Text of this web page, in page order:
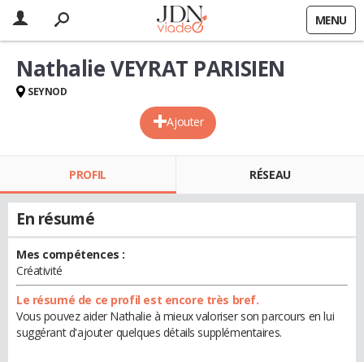
MENU
Ajouter
Nathalie VEYRAT PARISIEN
SEYNOD
PROFIL RÉSEAU
En résumé
Mes compétences :
Créativité
Le résumé de ce profil est encore très bref.
Vous pouvez aider Nathalie à mieux valoriser son parcours en lui
suggérant d'ajouter quelques détails supplémentaires.